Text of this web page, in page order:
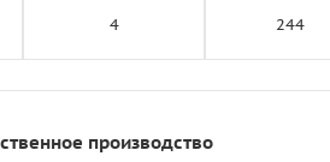
4 244
производство